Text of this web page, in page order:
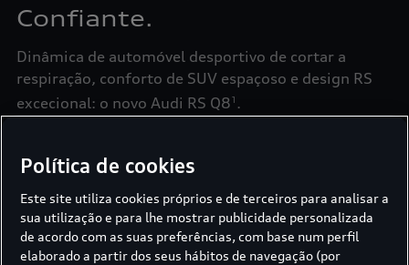
Confiante.
Dinâmica de automóvel desportivo de cortar a
respiração, conforto de SUV espaçoso e design RS
excecional: o novo Audi RS Q81 .
Política de cookies
Este site utiliza cookies próprios e de terceiros para analisar a
sua utilização e para lhe mostrar publicidade personalizada
de acordo com as suas preferências, com base num perfil
elaborado a partir dos seus hábitos de navegação (por